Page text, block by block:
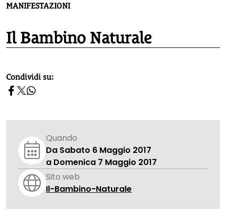
MANIFESTAZIONI
Il Bambino Naturale
homepage h2
Condividi su:
Quando
Da Sabato 6 Maggio 2017
a Domenica 7 Maggio 2017
Sito web
Il-Bambino-Naturale